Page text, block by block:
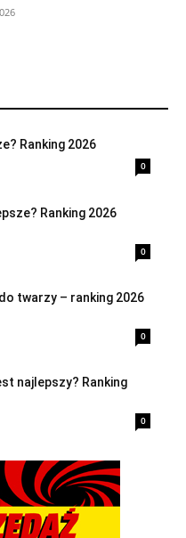
Ranking 2026
0
Ranking 2026
0
twarzy – ranking 2026
0
najlepszy? Ranking
0